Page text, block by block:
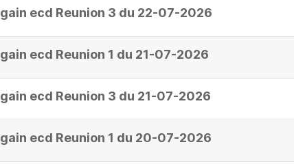
ecd Reunion 3 du 22-07-2026
ecd Reunion 1 du 21-07-2026
ecd Reunion 3 du 21-07-2026
ecd Reunion 1 du 20-07-2026